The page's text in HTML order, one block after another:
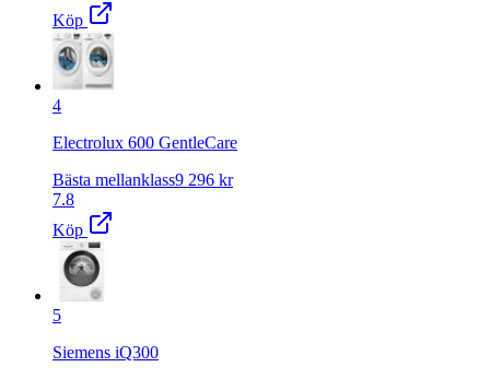
Köp
4
Electrolux 600 GentleCare
Bästa mellanklass9 296 kr
7.8
Köp
5
Siemens iQ300